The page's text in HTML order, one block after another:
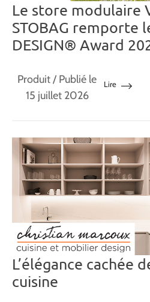
Le store modulaire
STOBAG remporte
DESIGN® Award
Produit/ Publié le
15 juillet 2026
Lire
L’élégance cachée
cuisine